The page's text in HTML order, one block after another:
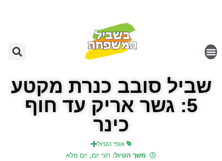
שביל סובב כנרת מקטע
5: גשר אריק עד חוף
כינר
אופי הטיול
משך הטיול: חצי יום, יום מלא